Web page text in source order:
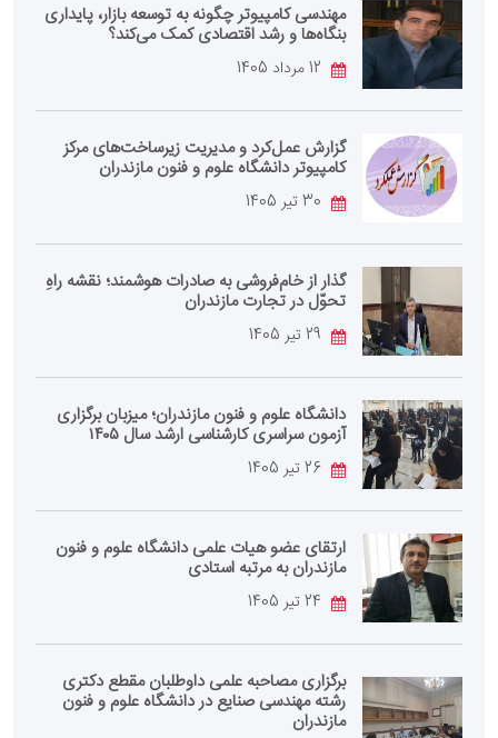
مهندسی کامپیوتر چگونه به توسعه بازار، پایداری
بنگاه‌ها و رشد اقتصادی کمک می‌کند؟
گزارش عمل‌کرد و مدیریت زیرساخت‌های مرکز
کامپیوتر دانشگاه علوم و فنون مازندران
گذار از خام‌فروشی به صادرات هوشمند؛ نقشه راهِ
تحوّل در تجارت مازندران
دانشگاه علوم و فنون مازندران؛ میزبان برگزاری
آزمون سراسری کارشناسی‌ ارشد سال ۱۴۰۵
ارتقای عضو هیات علمی دانشگاه علوم و فنون
مازندران به مرتبه استادی
برگزاری مصاحبه علمی داوطلبان مقطع دکتری
رشته مهندسی صنایع در دانشگاه علوم و فنون
مازندران